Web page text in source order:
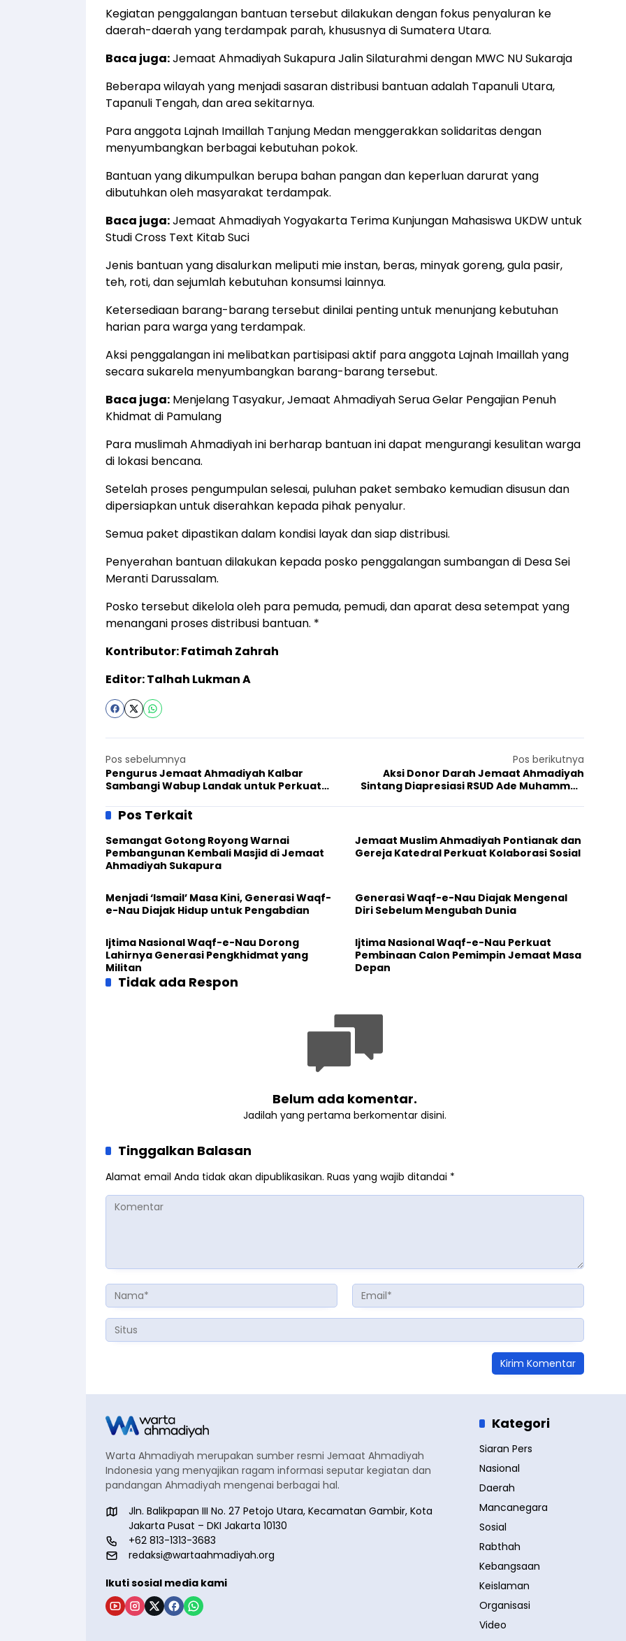
Kegiatan penggalangan bantuan tersebut dilakukan dengan fokus penyaluran ke
daerah-daerah yang terdampak parah, khususnya di Sumatera Utara.
Baca juga:Jemaat Ahmadiyah Sukapura Jalin Silaturahmi dengan MWC NU Sukaraja
Beberapa wilayah yang menjadi sasaran distribusi bantuan adalah Tapanuli Utara,
Tapanuli Tengah, dan area sekitarnya.
Para anggota Lajnah Imaillah Tanjung Medan menggerakkan solidaritas dengan
menyumbangkan berbagai kebutuhan pokok.
Bantuan yang dikumpulkan berupa bahan pangan dan keperluan darurat yang
dibutuhkan oleh masyarakat terdampak.
Baca juga:Jemaat Ahmadiyah Yogyakarta Terima Kunjungan Mahasiswa UKDW untuk
Studi Cross Text Kitab Suci
Jenis bantuan yang disalurkan meliputi mie instan, beras, minyak goreng, gula pasir,
teh, roti, dan sejumlah kebutuhan konsumsi lainnya.
Ketersediaan barang-barang tersebut dinilai penting untuk menunjang kebutuhan
harian para warga yang terdampak.
Aksi penggalangan ini melibatkan partisipasi aktif para anggota Lajnah Imaillah yang
secara sukarela menyumbangkan barang-barang tersebut.
Baca juga: Menjelang Tasyakur, Jemaat Ahmadiyah Serua Gelar Pengajian Penuh
Khidmat di Pamulang
Para muslimah Ahmadiyah ini berharap bantuan ini dapat mengurangi kesulitan warga
di lokasi bencana.
Setelah proses pengumpulan selesai, puluhan paket sembako kemudian disusun dan
dipersiapkan untuk diserahkan kepada pihak penyalur.
Semua paket dipastikan dalam kondisi layak dan siap distribusi.
Penyerahan bantuan dilakukan kepada posko penggalangan sumbangan di Desa Sei
Meranti Darussalam.
Posko tersebut dikelola oleh para pemuda, pemudi, dan aparat desa setempat yang
menangani proses distribusi bantuan. *
Kontributor: Fatimah Zahrah
Editor: Talhah Lukman A
Pos sebelumnya
Pengurus Jemaat Ahmadiyah Kalbar
Sambangi Wabup Landak untuk Perkuat
Pos berikutnya
Aksi Donor Darah Jemaat Ahmadiyah
Sintang Diapresiasi RSUD Ade Muhammad
Pos Terkait
Semangat Gotong Royong Warnai
Pembangunan Kembali Masjid di Jemaat
Ahmadiyah Sukapura
Jemaat Muslim Ahmadiyah Pontianak dan
Gereja Katedral Perkuat Kolaborasi Sosial
Menjadi ‘Ismail’ Masa Kini, Generasi Waqf-
e-Nau Diajak Hidup untuk Pengabdian
Generasi Waqf-e-Nau Diajak Mengenal
Diri Sebelum Mengubah Dunia
Ijtima Nasional Waqf-e-Nau Dorong
Lahirnya Generasi Pengkhidmat yang
Militan
Ijtima Nasional Waqf-e-Nau Perkuat
Pembinaan Calon Pemimpin Jemaat Masa
Depan
Tidak ada Respon
Belum ada komentar.
Jadilah yang pertama berkomentar disini.
Tinggalkan Balasan
Alamat email Anda tidak akan dipublikasikan. Ruas yang wajib ditandai *
Warta Ahmadiyah merupakan sumber resmi Jemaat Ahmadiyah
Indonesia yang menyajikan ragam informasi seputar kegiatan dan
pandangan Ahmadiyah mengenai berbagai hal.
Jln. Balikpapan III No. 27 Petojo Utara, Kecamatan Gambir, Kota
Jakarta Pusat – DKI Jakarta 10130
+62 813-1313-3683
redaksi@wartaahmadiyah.org
Ikuti sosial media kami
Kategori
Siaran Pers
Nasional
Daerah
Mancanegara
Sosial
Rabthah
Kebangsaan
Keislaman
Organisasi
Video